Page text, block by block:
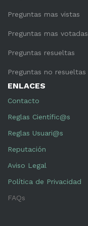
Preguntas mas vistas
Preguntas mas votadas
Preguntas resueltas
Preguntas no resueltas
ENLACES
Contacto
Reglas Científic@s
Reglas Usuari@s
Reputación
Aviso Legal
Política de Privacidad
FAQs